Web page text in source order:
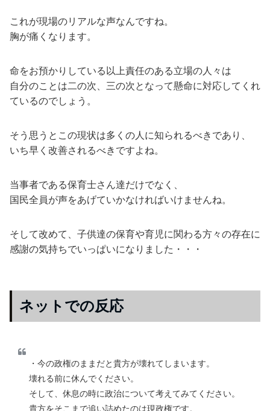
これが現場のリアルな声なんですね。
胸が痛くなります。
命をお預かりしている以上責任のある立場の人々は
自分のことは二の次、三の次となって懸命に対応してくれ
ているのでしょう。
そう思うとこの現状は多くの人に知られるべきであり、
いち早く改善されるべきですよね。
当事者である保育士さん達だけでなく、
国民全員が声をあげていかなければいけませんね。
そして改めて、子供達の保育や育児に関わる方々の存在に
感謝の気持ちでいっぱいになりました・・・
ネットでの反応
・今の政権のままだと貴方が壊れてしまいます。
壊れる前に休んでください。
そして、休息の時に政治について考えてみてください。
貴方をそこまで追い詰めたのは現政権です。